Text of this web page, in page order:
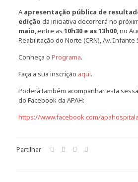
A apresentação pública de
edição da iniciativa decorrerá no
maio, entre as 10h30 e as 13h00, no
Reabilitação do Norte (CRN), Av. Infante
Conheça o Programa.
Faça a sua inscrição aqui.
Poderá também acompanhar esta
do Facebook da APAH:
https://www.facebook.com/
Partilhar